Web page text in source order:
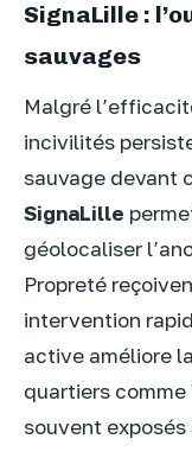
SignaLille :
sauvages
Malgré
incivilités
sauvage devant
SignaLille
géolocaliser
Propreté
intervention
active améliore
quartiers comme
souvent exposés